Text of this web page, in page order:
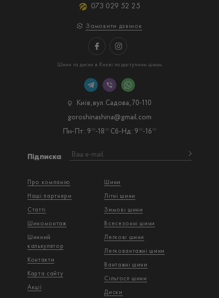
073 029 52 25
Замовити дзвінок
Шини та диски в Києві по доступним цінам
Про компанію
Наші партнери
Статті
Шиномонтаж
Шинний
калькулятор
Контакти
Карта сайту
Акції
Шини
Літні шини
Зимові шини
Всесезонні шини
Легкові шини
Легковантажнi шини
Вантажнi шини
Сільгосп шини
Диски
Підписка
Київ, вул. Садова, 70-110
Пн-Пт: 9 00-18 00 Сб-Нд: 9 00-16 00
goroshinashina@gmail.com